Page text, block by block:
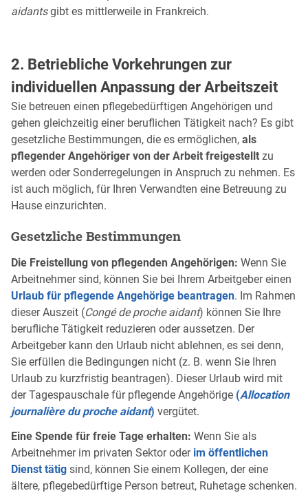
aidantsgibt es mittlerweile in Frankreich.
2. Betriebliche Vorkehrungen zur
individuellen Anpassung der Arbeitszeit
Sie betreuen einen pflegebedürftigen Angehörigen und
gehen gleichzeitig einer beruflichen Tätigkeit nach? Es gibt
gesetzliche Bestimmungen, die es ermöglichen, als
pflegender Angehöriger von der Arbeit freigestellt zu
werden oder Sonderregelungen in Anspruch zu nehmen. Es
ist auch möglich, für Ihren Verwandten eine Betreuung zu
Hause einzurichten.
Gesetzliche Bestimmungen
Die Freistellung von pflegenden Angehörigen: Wenn Sie
Arbeitnehmer sind, können Sie bei Ihrem Arbeitgeber einen
Urlaub für pflegende Angehörige beantragen. Im Rahmen
dieser Auszeit (Congé de proche aidant) können Sie Ihre
berufliche Tätigkeit reduzieren oder aussetzen. Der
Arbeitgeber kann den Urlaub nicht ablehnen, es sei denn,
Sie erfüllen die Bedingungen nicht (z. B. wenn Sie Ihren
Urlaub zu kurzfristig beantragen). Dieser Urlaub wird mit
der Tagespauschale für pflegende Angehörige (Allocation
journalière du proche aidant) vergütet.
Eine Spende für freie Tage erhalten: Wenn Sie als
Arbeitnehmer im privaten Sektor oder im öffentlichen
Dienst tätig sind, können Sie einem Kollegen, der eine
ältere, pflegebedürftige Person betreut, Ruhetage schenken.